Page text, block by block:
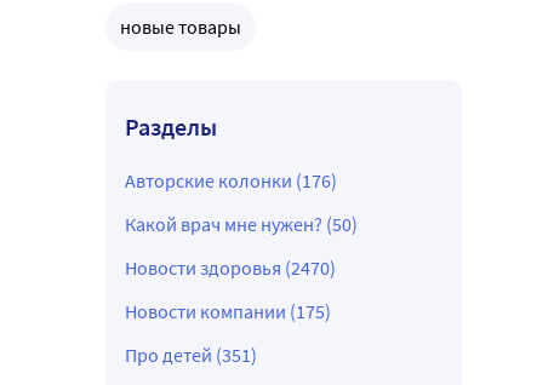
новые товары
Разделы
Авторские колонки (176)
Какой врач мне нужен? (50)
Новости здоровья (2470)
Новости компании (175)
Про детей (351)